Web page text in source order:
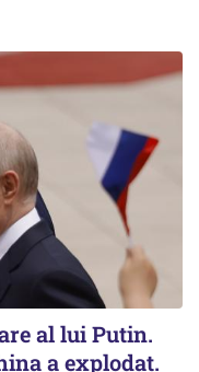
al lui Putin.
a explodat.